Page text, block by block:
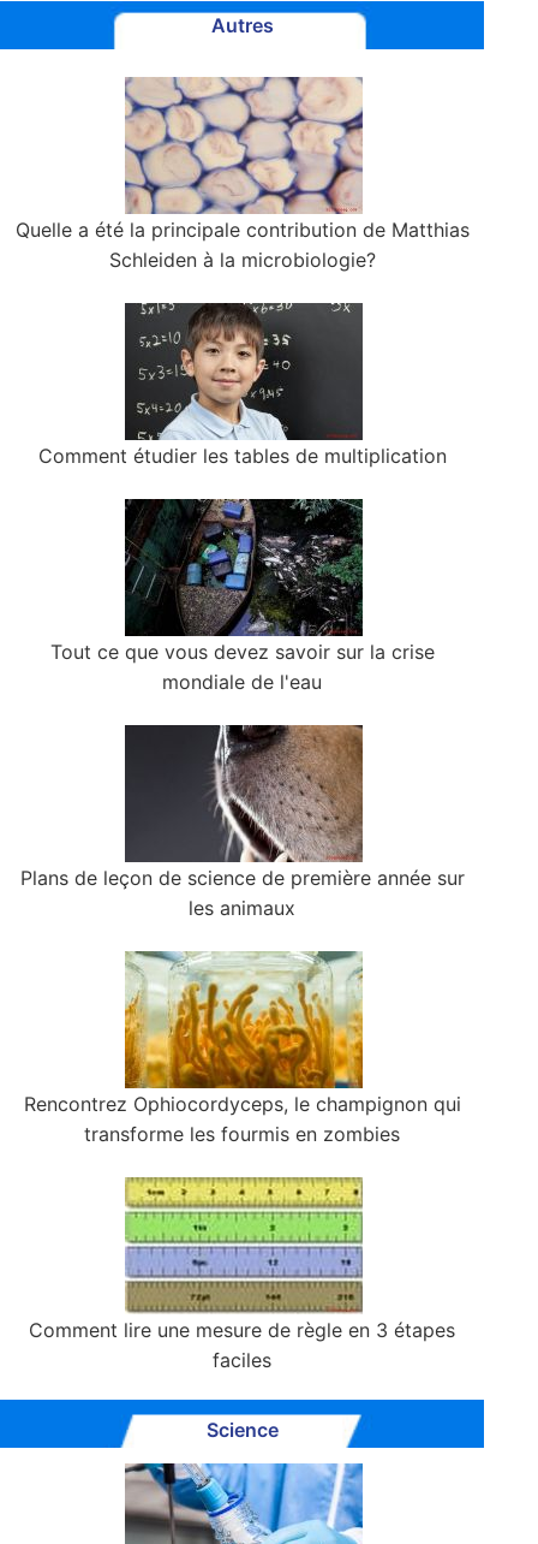
Autres
Quelle a été la principale contribution de Matthias
Schleiden à la microbiologie?
Comment étudier les tables de multiplication
Tout ce que vous devez savoir sur la crise
mondiale de l'eau
Plans de leçon de science de première année sur
les animaux
Rencontrez Ophiocordyceps, le champignon qui
transforme les fourmis en zombies
Comment lire une mesure de règle en 3 étapes
faciles
Science